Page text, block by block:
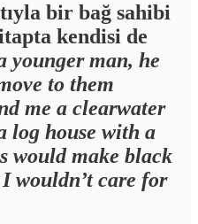
bir bağ sahibi
kendisi de
younger man, he
to them
me a clearwater
log house with a
would make black
wouldn’t care for